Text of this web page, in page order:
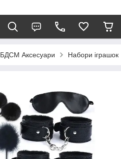
БДСМ Аксесуари Набори іграшок